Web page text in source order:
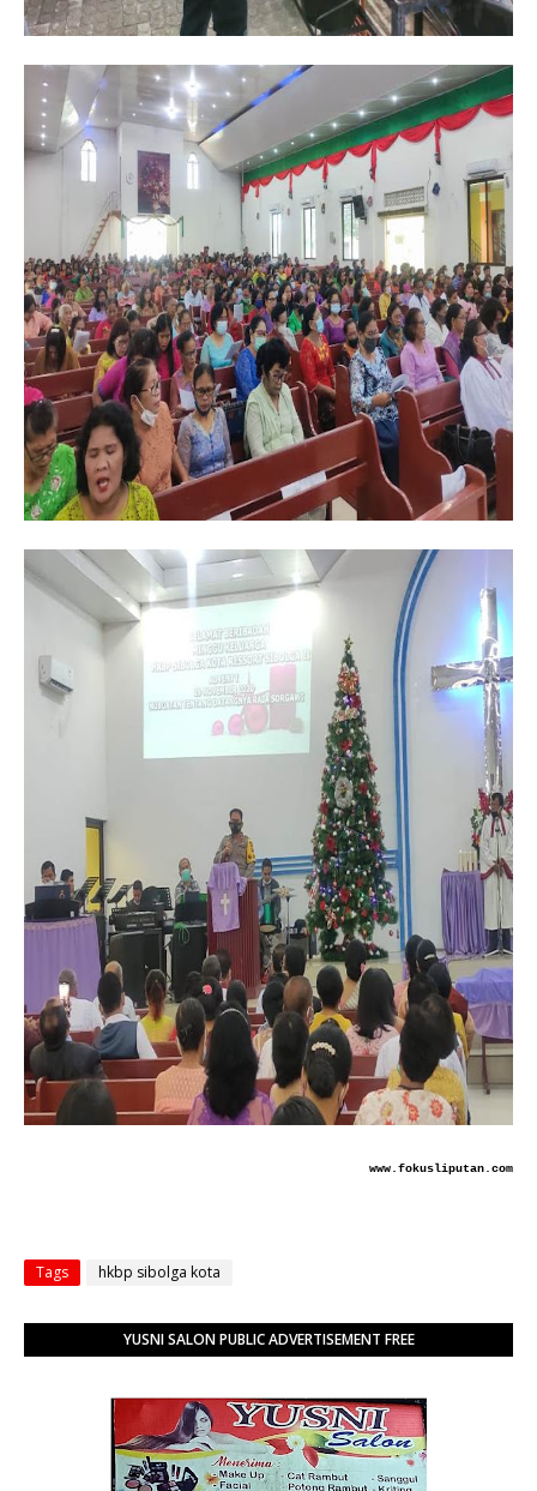
www.fokusliputan.com
Tags hkbp sibolga kota
YUSNI SALON PUBLIC ADVERTISEMENT FREE